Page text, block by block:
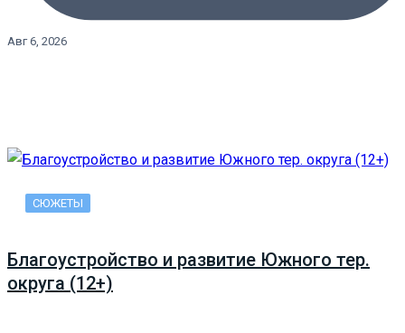
Авг 6, 2026
СЮЖЕТЫ
Благоустройство и развитие Южного тер.
округа (12+)